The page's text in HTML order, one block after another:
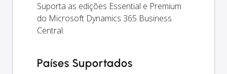
Suporta as edições Essential e Premium
do Microsoft Dynamics 365 Business
Central.
Países Suportados